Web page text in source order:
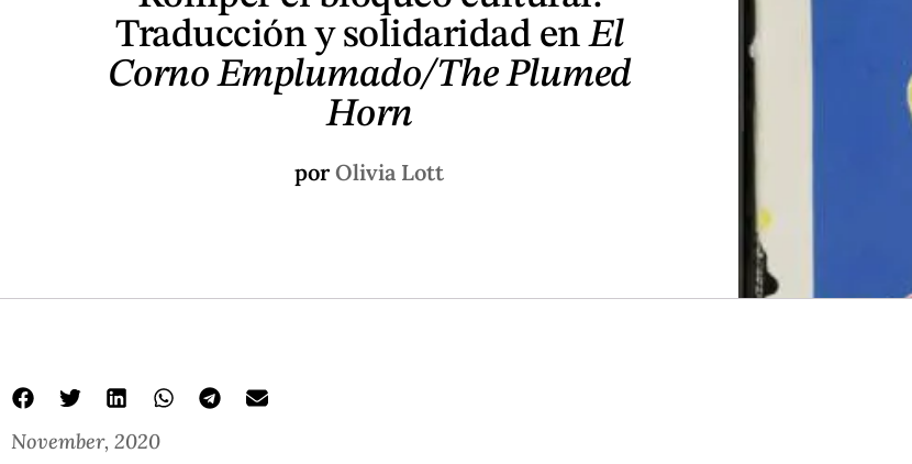
Traducción y solidaridad enEl
Corno Emplumado/The Plumed
Horn
por Olivia Lott
November, 2020